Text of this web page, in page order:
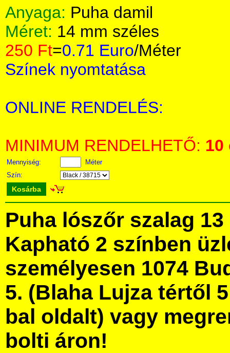
Anyaga: Puha damil
Méret: 14 mm széles
250 Ft=0.71 Euro/Méter
Színek nyomtatása
ONLINE RENDELÉS:
MINIMUM RENDELHETŐ: 10
Mennyiség:
Méter
Szín:
Kosárba
Puha lószőr szalag
Kapható 2 színben
személyesen 1074
5. (Blaha Lujza tértől
bal oldalt) vagy
bolti áron!